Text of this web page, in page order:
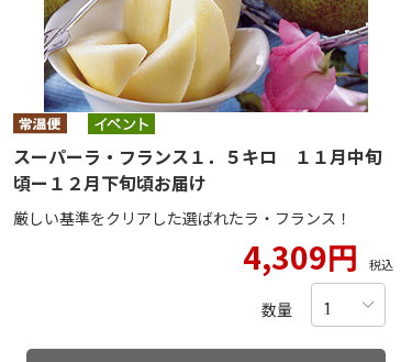
スーパーラ・フランス１．５キロ １１月中旬
頃ー１２月下旬頃お届け
厳しい基準をクリアした選ばれたラ・フランス！
4,309円 税込
数量